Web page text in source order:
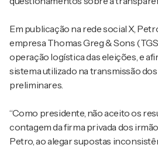
Em publicação na rede social X,
empresa Thomas Greg & Sons
operação logística das eleições, e
sistema utilizado na transmissão
preliminares.
“Como presidente, não aceito os
contagem da firma privada dos
Petro, ao alegar supostas